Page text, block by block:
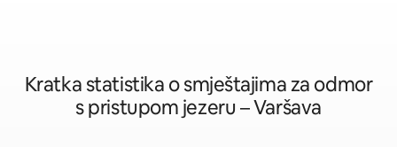
Kratka statistika o smještajima za odmor
s pristupom jezeru – Varšava